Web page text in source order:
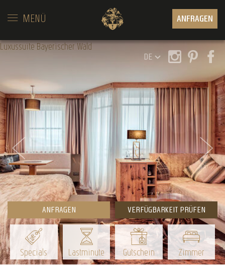
ANFRAGEN
MENÜ
Luxussuite Bayerischer Wald
DE
ANFRAGEN VERFÜGBARKEIT PRÜFEN
Specials Lastminute Gutschein Zimmer